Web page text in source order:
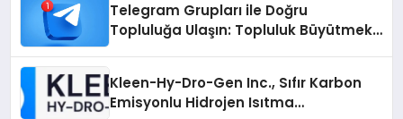
Telegram Grupları ile Doğru
Topluluğa Ulaşın: Topluluk Büyütmek
Kleen-Hy-Dro-Gen Inc., Sıfır Karbon
Emisyonlu Hidrojen Isıtma